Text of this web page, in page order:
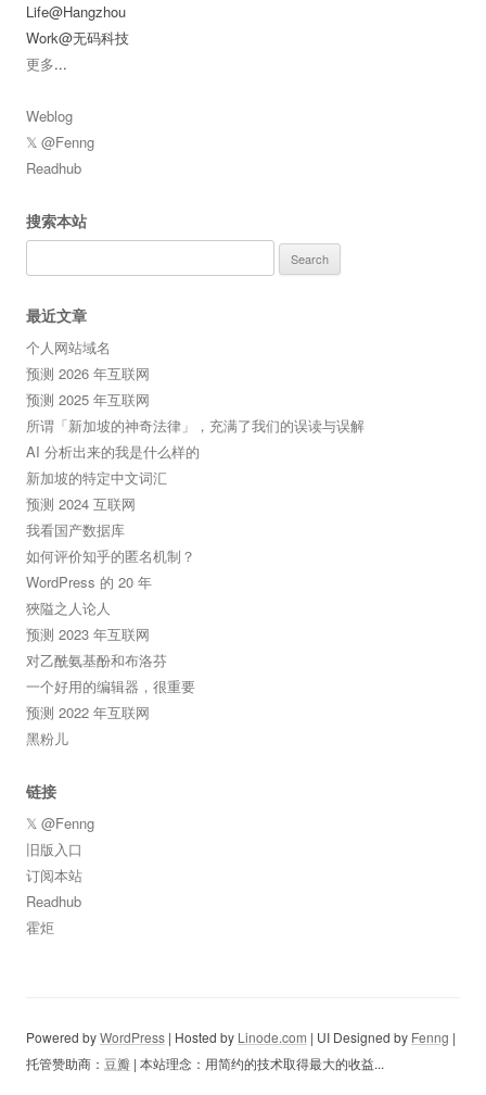
Life@Hangzhou
Work@无码科技
更多...
Weblog
𝕏 @Fenng
Readhub
搜索本站
for:
最近文章
个人网站域名
预测 2026 年互联网
预测 2025 年互联网
所谓「新加坡的神奇法律」，充满了我们的误读与误解
AI 分析出来的我是什么样的
新加坡的特定中文词汇
预测 2024 互联网
我看国产数据库
如何评价知乎的匿名机制？
WordPress 的 20 年
狹隘之人论人
预测 2023 年互联网
对乙酰氨基酚和布洛芬
一个好用的编辑器，很重要
预测 2022 年互联网
黑粉儿
链接
𝕏 @Fenng
旧版入口
订阅本站
Readhub
霍炬
Powered byWordPress | Hosted by Linode.com | UI Designed by Fenng |
托管赞助商： 豆瓣 | 本站理念：用简约的技术取得最大的收益...